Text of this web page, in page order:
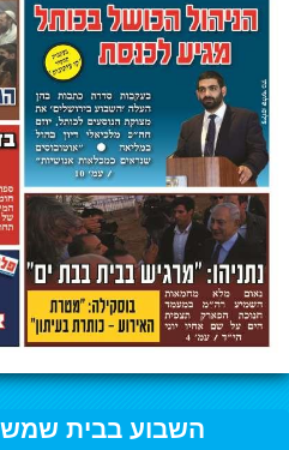
השבוע בבית שמש: 29 ליוני 2017